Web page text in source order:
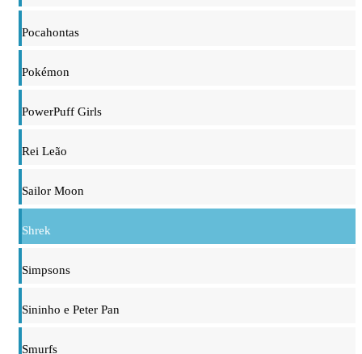
Pocahontas
Pokémon
PowerPuff Girls
Rei Leão
Sailor Moon
Shrek
Simpsons
Sininho e Peter Pan
Smurfs